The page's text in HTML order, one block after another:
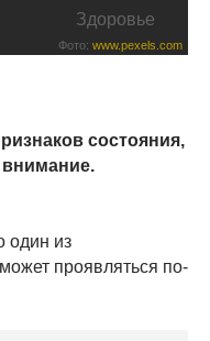
Здоровье
Фото: www.pexels.com
состояния,
внимание.
один из
проявляться по-